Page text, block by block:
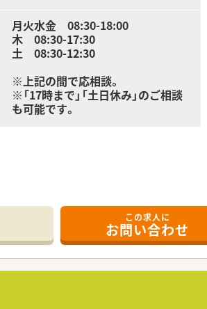
月火水金 08:30-18:00
木 08:30-17:30
土 08:30-12:30
※上記の間で応相談。
※「17時まで」「土日休み」のご相談
も可能です。
施設型」と様々な出店形態がございます
かりとサポート！
、患者様へより質の高い医療を提供し
を導入！現場の声をもとにした、効率
この求人に
お問い合わせ